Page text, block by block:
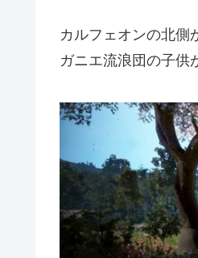
カルフェオンの北側
ガニエ流浪団の子供